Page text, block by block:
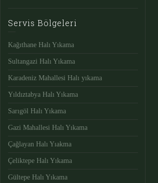
Servis Bölgeleri
Kağıthane Halı Yıkama
Sultangazi Halı Yıkama
Karadeniz Mahallesi Halı yıkama
Yıldıztabya Halı Yıkama
Sarıgöl Halı Yıkama
Gazi Mahallesi Halı Yıkama
Çağlayan Halı Yıakma
Çeliktepe Halı Yıkama
Gültepe Halı Yıkama